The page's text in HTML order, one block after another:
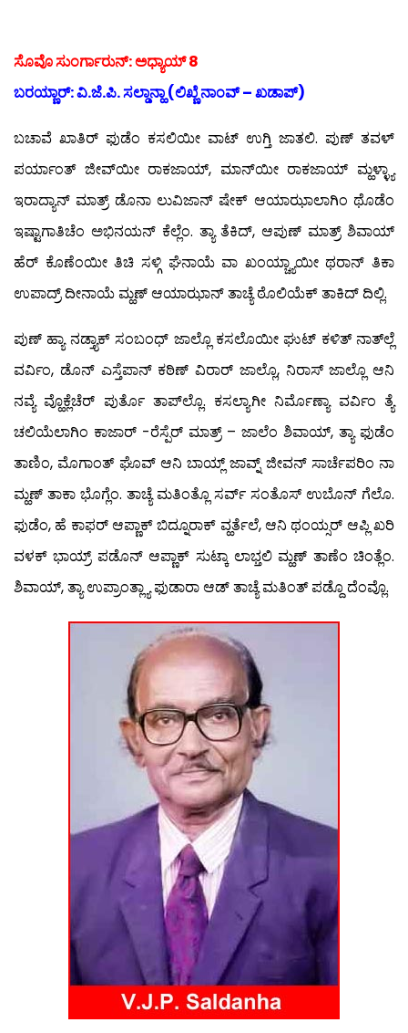
ಸೊವೊ ಸುಂರ್ಗಾರುನ್: ಅಧ್ಯಾಯ್ 8
ಬರಯ್ಣಾರ್: ವಿ.ಜೆ.ಪಿ. ಸಲ್ಡಾನ್ಹಾ (ಲಿಖ್ಣೆ ನಾಂವ್ – ಖಡಾಪ್)
ಬಚಾವೆ ಖಾತಿರ್ ಫುಡೆಂ ಕಸಲಿಯೀ ವಾಟ್ ಉಗ್ತಿ ಜಾತಲಿ. ಪುಣ್ ತವಳ್
ಪರ್ಯಾಂತ್ ಜೀವ್‍ಯೀ ರಾಕಜಾಯ್, ಮಾನ್‍ಯೀ ರಾಕಜಾಯ್ ಮ್ಹಳ್ಳ್ಯಾ
ಇರಾದ್ಯಾನ್ ಮಾತ್ರ್ ಡೊನಾ ಲುವಿಜಾನ್ ಷೇಕ್ ಆಯಾಝಾಲಾಗಿಂ ಥೊಡೆಂ
ಇಷ್ಟಾಗಾತಿಚೆಂ ಅಭಿನಯನ್ ಕೆಲ್ಲೆಂ. ತ್ಯಾ ತೆಕಿದ್, ಆಪುಣ್ ಮಾತ್ರ್ ಶಿವಾಯ್
ಹೆರ್ ಕೊಣೆಂಯೀ ತಿಚಿ ಸಳ್ಗಿ ಘೆನಾಯೆ ವಾ ಖಂಯ್ಚ್ಯಾಯೀ ಥರಾನ್ ತಿಕಾ
ಉಪಾದ್ರ್ ದೀನಾಯೆ ಮ್ಹಣ್ ಆಯಾಝಾನ್ ತಾಚ್ಯೆ ಠೊಲಿಯೆಕ್ ತಾಕಿದ್ ದಿಲ್ಲಿ.
ಪುಣ್ ಹ್ಯಾ ನಡ್ತ್ಯಾಕ್ ಸಂಬಂಧ್ ಜಾಲ್ಲೊ ಕಸಲೊಯೀ ಘುಟ್ ಕಳಿತ್ ನಾತ್‍ಲ್ಲೆ
ವರ್ವಿಂ, ಡೊನ್ ಎಸ್ತೆಪಾನ್ ಕಠಿಣ್ ವಿರಾರ್ ಜಾಲ್ಲೊ, ನಿರಾಸ್ ಜಾಲ್ಲೊ ಆನಿ
ನವ್ಯೆ ವ್ಹೊಕ್ಲೆಚೆರ್ ಪುರ್ತೊ ತಾಪ್‍ಲ್ಲೊ. ಕಸಲ್ಯಾಗೀ ನಿರ್ಮೊಣ್ಯಾ ವರ್ವಿಂ ತ್ಯೆ
ಚಲಿಯೆಲಾಗಿಂ ಕಾಜಾರ್ -ರೆಸ್ಪೆರ್ ಮಾತ್ರ್ – ಜಾಲೆಂ ಶಿವಾಯ್, ತ್ಯಾ ಫುಡೆಂ
ತಾಣಿಂ, ಮೊಗಾಂತ್ ಘೊವ್ ಆನಿ ಬಾಯ್ಲ್ ಜಾವ್ನ್ ಜೀವನ್ ಸಾರ್ಚೆಪರಿಂ ನಾ
ಮ್ಹಣ್ ತಾಕಾ ಭೊಗ್ಲೆಂ. ತಾಚ್ಯೆ ಮತಿಂತ್ಲೊ ಸರ್ವ್ ಸಂತೊಸ್ ಉಬೊನ್ ಗೆಲೊ.
ಫುಡೆಂ, ಹೆ ಕಾಫರ್ ಆಪ್ಣಾಕ್ ಬಿದ್ನೂರಾಕ್ ವ್ಹರ್ತೆಲೆ, ಆನಿ ಥಂಯ್ಸರ್ ಆಪ್ಲಿ ಖರಿ
ವಳಕ್ ಭಾಯ್ರ್ ಪಡೊನ್ ಆಪ್ಣಾಕ್ ಸುಟ್ಕಾ ಲಾಭ್ತಲಿ ಮ್ಹಣ್ ತಾಣೆಂ ಚಿಂತ್ಲೆಂ.
ಶಿವಾಯ್, ತ್ಯಾ ಉಪ್ರಾಂತ್ಲ್ಯಾ ಫುಡಾರಾ ಆಡ್ ತಾಚ್ಯೆ ಮತಿಂತ್ ಪಡ್ದೊ ದೆಂವ್ಲೊ.